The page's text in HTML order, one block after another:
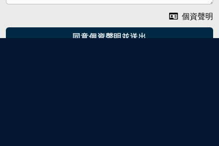
個資聲明
同意個資聲明並送出